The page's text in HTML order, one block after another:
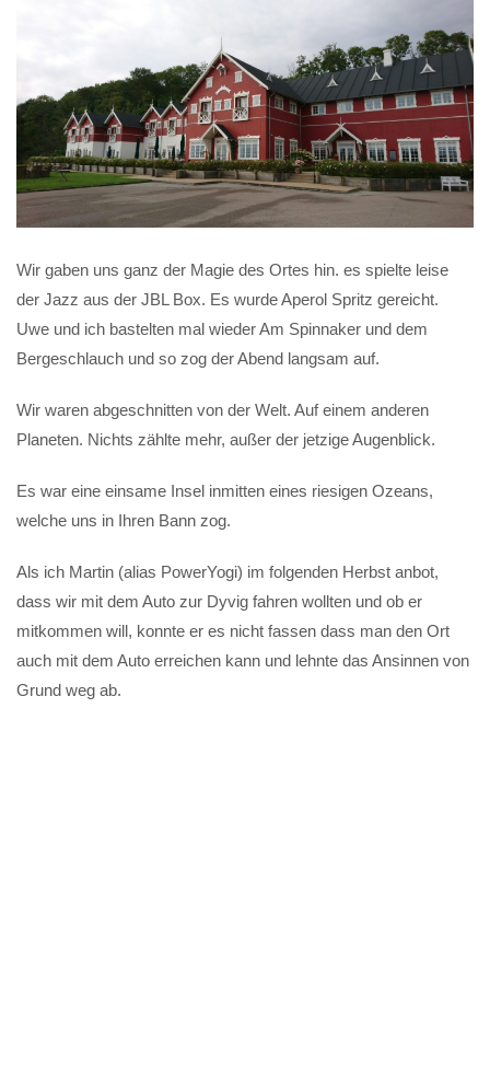
Wir gaben uns ganz der Magie des Ortes hin. es spielte leise
der Jazz aus der JBL Box. Es wurde Aperol Spritz gereicht.
Uwe und ich bastelten mal wieder Am Spinnaker und dem
Bergeschlauch und so zog der Abend langsam auf.
Wir waren abgeschnitten von der Welt. Auf einem anderen
Planeten. Nichts zählte mehr, außer der jetzige Augenblick.
Es war eine einsame Insel inmitten eines riesigen Ozeans,
welche uns in Ihren Bann zog.
Als ich Martin (alias PowerYogi) im folgenden Herbst anbot,
dass wir mit dem Auto zur Dyvig fahren wollten und ob er
mitkommen will, konnte er es nicht fassen dass man den Ort
auch mit dem Auto erreichen kann und lehnte das Ansinnen von
Grund weg ab.